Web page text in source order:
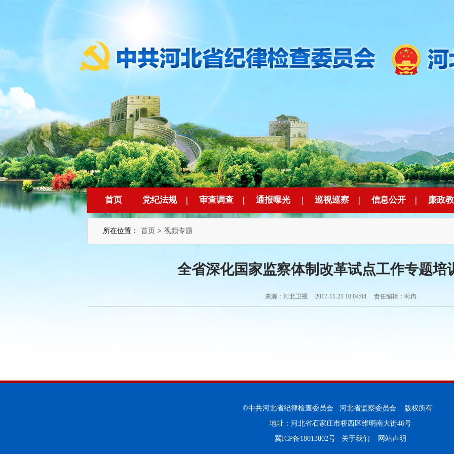
首页 党纪法规 | 审查调查 | 通报曝光 | 巡视巡察 | 信息公开 | 廉政
所在位置： 首页 > 视频专题
全省深化国家监察体制改革试点工作专题培
来源：河北卫视 2017-11-21 10:04:04 责任编辑：时冉
©中共河北省纪律检查委员会 河北省监察委员会 版权所有
地址：河北省石家庄市桥西区维明南大街46号
冀ICP备18013802号
关于我们 网站声明